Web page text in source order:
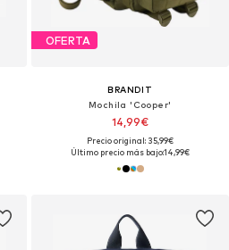
OFERTA
BRANDIT
Mochila 'Cooper'
14,99€
Precio original: 35,99€
Último precio más bajo:14,99€